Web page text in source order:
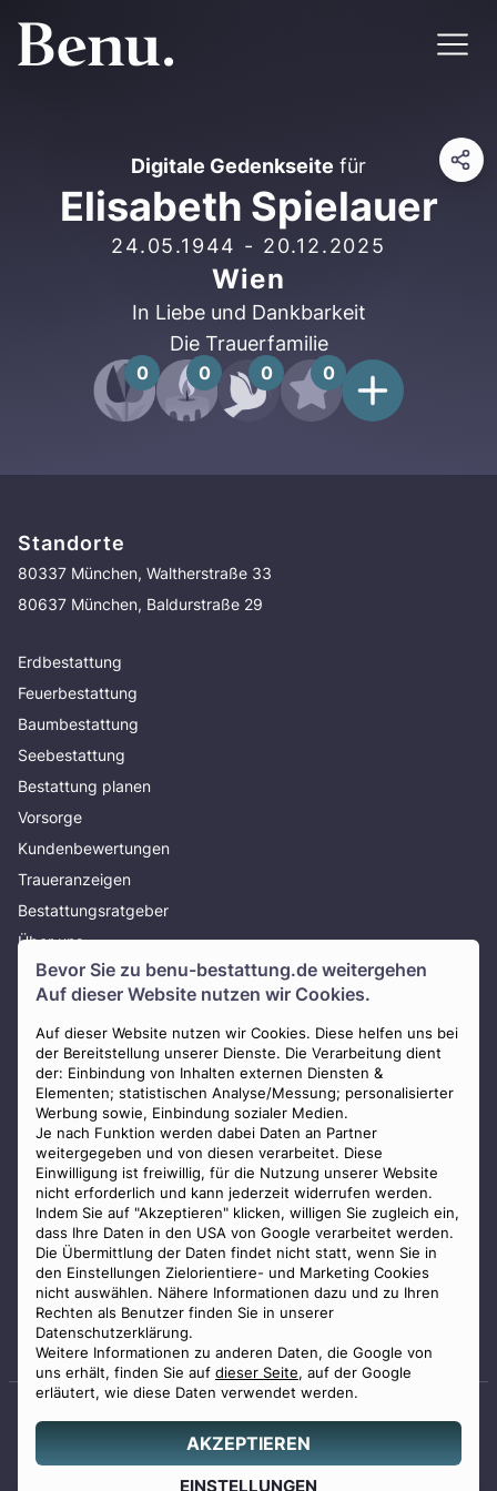
Bevor Sie zu benu-bestattung.de weitergehen
Auf dieser Website nutzen wir Cookies.
Auf dieser Website nutzen wir Cookies. Diese helfen uns bei
der Bereitstellung unserer Dienste. Die Verarbeitung dient
der: Einbindung von Inhalten externen Diensten &
Elementen; statistischen Analyse/Messung; personalisierter
Werbung sowie, Einbindung sozialer Medien.
Je nach Funktion werden dabei Daten an Partner
weitergegeben und von diesen verarbeitet. Diese
Einwilligung ist freiwillig, für die Nutzung unserer Website
nicht erforderlich und kann jederzeit widerrufen werden.
Indem Sie auf "Akzeptieren" klicken, willigen Sie zugleich ein,
dass Ihre Daten in den USA von Google verarbeitet werden.
Die Übermittlung der Daten findet nicht statt, wenn Sie in
den Einstellungen Zielorientiere- und Marketing Cookies
nicht auswählen. Nähere Informationen dazu und zu Ihren
Rechten als Benutzer finden Sie in unserer
Datenschutzerklärung.
Weitere Informationen zu anderen Daten, die Google von
uns erhält, finden Sie auf dieser Seite, auf der Google
erläutert, wie diese Daten verwendet werden.
AKZEPTIEREN
EINSTELLUNGEN
Digitale Gedenkseite für
Elisabeth Spielauer
24.05.1944 - 20.12.2025
Wien
In Liebe und Dankbarkeit
Die Trauerfamilie
0 0 0 0
Standorte
80337 München, Waltherstraße 33
80637 München, Baldurstraße 29
Erdbestattung
Feuerbestattung
Baumbestattung
Seebestattung
Bestattung planen
Vorsorge
Kundenbewertungen
Traueranzeigen
Bestattungsratgeber
Über uns
Presse
AGB
Impressum
Datenschutz
Widerrufsbelehrung
Zahlungsmöglichkeiten
Mitglied im Bestatterverband Bayern
Staatlich geprüfter
© 2026 Benu GmbH. Alle Rechte vorbehalten.